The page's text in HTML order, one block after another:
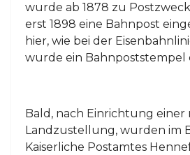
wurde ab 1878 zu
erst 1898 eine Bahnpost
hier, wie bei der
wurde ein Bahnpoststempel
Bald, nach Einrichtung einer
Landzustellung, wurden im
Kaiserliche Postamtes